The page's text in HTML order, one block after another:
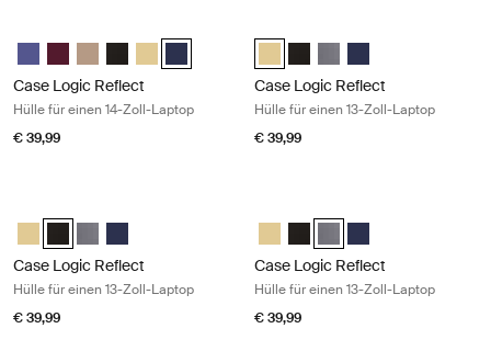
Case Logic Reflect 14" Laptop Sleeve Intensives Lila
Case Logic Reflect 14" Laptop Sleeve Nuanciertes Rot
Case Logic Reflect 14" Laptop Sleeve Boulder Beige
Case Logic Reflect 14" Laptop Sleeve Schwarz
Case Logic Reflect 14" Laptop Sleeve Horizontgelb
Case Logic Reflect 14" Laptop Sleeve Dark
Case Logic Reflect
Hülle für einen 14-Zoll-Laptop
€ 39,99
Case Logic Reflect 13" Laptop
Case Logic Reflect 13"
Case Logic Reflect 13"
Case Logic Reflect
Case Logic Reflect
Hülle für einen 13-Zoll-Laptop
€ 39,99
Case Logic Reflect 13" Laptop Sleeve Horizontgelb
Case Logic Reflect 13" Laptop Sleeve Schwarz (selected)
Case Logic Reflect 13" Laptop Sleeve Graphit
Case Logic Reflect 13" Laptop Sleeve Dark Blue
Case Logic Reflect
Hülle für einen 13-Zoll-Laptop
€ 39,99
Case Logic Reflect 13" Laptop
Case Logic Reflect 13"
Case Logic Reflect 13"
Case Logic Reflect
Case Logic Reflect
Hülle für einen 13-Zoll-Laptop
€ 39,99